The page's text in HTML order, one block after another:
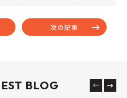
次の記事
BLOG